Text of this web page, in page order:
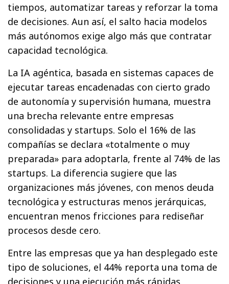
tiempos, automatizar tareas y reforzar la toma
de decisiones. Aun así, el salto hacia modelos
más autónomos exige algo más que contratar
capacidad tecnológica.
La IA agéntica, basada en sistemas capaces de
ejecutar tareas encadenadas con cierto grado
de autonomía y supervisión humana, muestra
una brecha relevante entre empresas
consolidadas y startups. Solo el 16% de las
compañías se declara «totalmente o muy
preparada» para adoptarla, frente al 74% de las
startups. La diferencia sugiere que las
organizaciones más jóvenes, con menos deuda
tecnológica y estructuras menos jerárquicas,
encuentran menos fricciones para rediseñar
procesos desde cero.
Entre las empresas que ya han desplegado este
tipo de soluciones, el 44% reporta una toma de
decisiones y una ejecución más rápidas,